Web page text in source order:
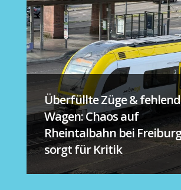
Überfüllte Züge &
Wagen: Chaos auf
Rheintalbahn bei Freiburg
sorgt für Kritik